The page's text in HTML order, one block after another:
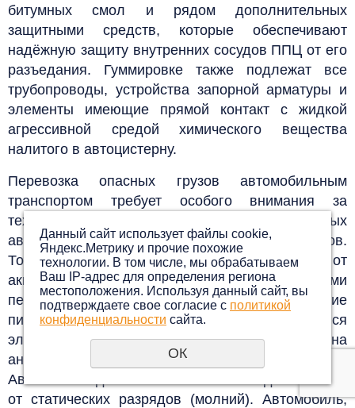
битумных смол и рядом дополнительных
защитными средств, которые обеспечивают
надёжную защиту внутренних сосудов ППЦ от его
разъедания. Гуммировке также подлежат все
трубопроводы, устройства запорной арматуры и
элементы имеющие прямой контакт с жидкой
агрессивной средой химического вещества
налитого в автоцистерну.
Перевозка опасных грузов автомобильным
транспортом требует особого внимания за
техническим состоянием специальных
автомобилей для перевозки опасных грузов.
Топливный бак должен быть отделен от
аккумулятора и перевозимого груза защитными
перегородками. Номинальное напряжение
питания не должно превышать 24В. Вся
электропроводка должна быть изолирована
антикоррозийным, бесшовным материалом.
Автомобиль должен быть заземлен для защиты
от статических разрядов (молний). Автомобиль,
Данный сайт использует файлы cookie,
Яндекс.Метрику и прочие похожие
технологии. В том числе, мы обрабатываем
Ваш IP-адрес для определения региона
местоположения. Используя данный сайт, вы
подтверждаете свое согласие с политикой
конфиденциальности сайта.
ОК